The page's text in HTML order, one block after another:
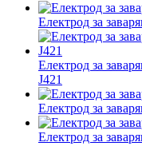
Електрод за
Електрод за
J421
Електрод за
Електрод за